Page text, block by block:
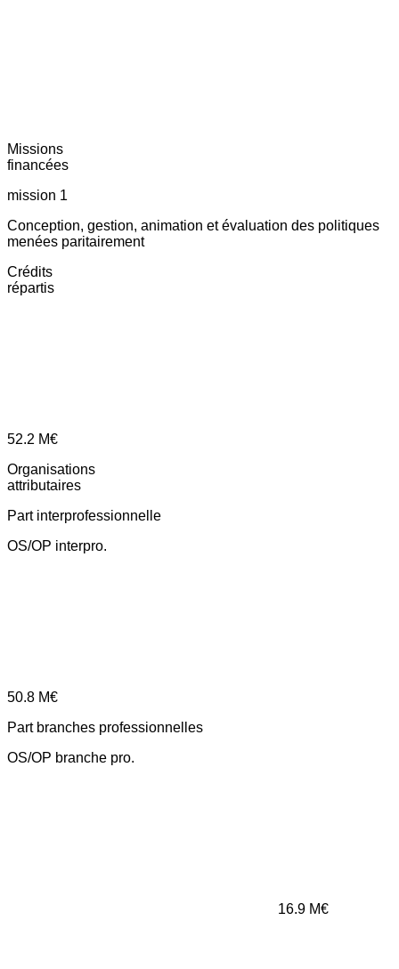
Missions
financées
mission 1
Conception, gestion, animation et évaluation des politiques
menées paritairement
Crédits
répartis
52.2 M€
Organisations
attributaires
Part interprofessionnelle
OS/OP interpro.
50.8 M€
Part branches professionnelles
OS/OP branche pro.
16.9 M€